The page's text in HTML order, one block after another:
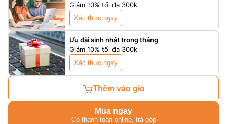
Giảm 10% tối đa 300k
Xác thực ngay
Ưu đãi sinh nhật trong tháng
Giảm 10% tối đa 300k
Xác thực ngay
Thêm vào giỏ
Mua ngay
Có thanh toán online, trả góp